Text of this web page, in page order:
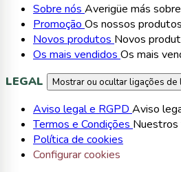
Sobre nós Averigüe más
Promoção Os nossos
Novos produtos Novos
Os mais vendidos Os mais
LEGAL
Mostrar ou ocultar ligações de
Aviso legal e RGPD Aviso
Termos e Condições Nuestros
Política de cookies
Configurar cookies